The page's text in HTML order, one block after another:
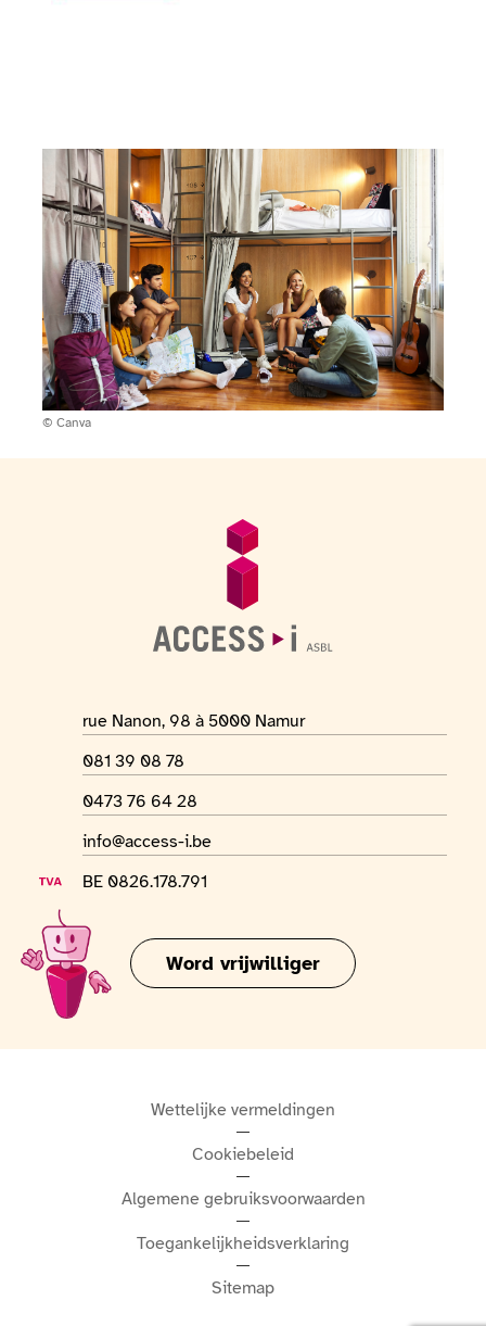
Copyright:
© Canva
Algemene informatie
Adres van de locatie
rue Nanon, 98 à 5000 Namur
Telefoonnummer
081 39 08 78
Whatsapp-nummer
0473 76 64 28
E-mailadres
info@access-i.be
BTW-nummer
BE 0826.178.791
Word vrijwilliger
Wettelijke vermeldingen
Cookiebeleid
Algemene gebruiksvoorwaarden
Toegankelijkheidsverklaring
Sitemap